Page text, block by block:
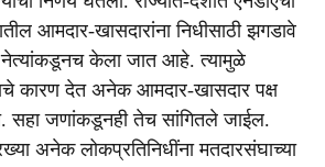
आमदार-खासदारांना निधीसाठी झगडावे
नेत्यांकडूनच केला जात आहे. त्यामुळे
कारण देत अनेक आमदार-खासदार पक्ष
सहा जणांकडूनही तेच सांगितले जाईल.
अनेक लोकप्रतिनिधींना मतदारसंघाच्या